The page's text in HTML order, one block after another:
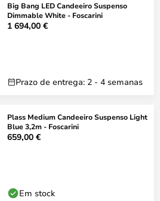
Big Bang LED Candeeiro Suspenso
Dimmable White - Foscarini
1 694,00 €
Prazo de entrega: 2 - 4 semanas
Plass Medium Candeeiro Suspenso Light
Blue 3,2m - Foscarini
659,00 €
Em stock